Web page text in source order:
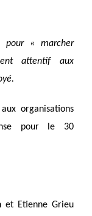
pour « marcher
attentif aux
organisations
pour le 30
et Etienne Grieu